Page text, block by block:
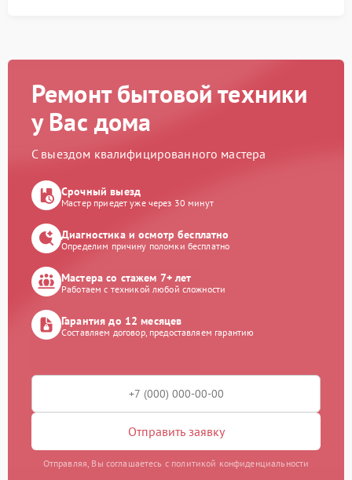
Ремонт бытовой техники
у Вас дома
С выездом квалифицированного мастера
Срочный выезд
Мастер приедет уже через 30 минут
Диагностика и осмотр бесплатно
Определим причину поломки бесплатно
Мастера со стажем 7+ лет
Работаем с техникой любой сложности
Гарантия до 12 месяцев
Составляем договор, предоставляем гарантию
Отправить заявку
Отправляя, Вы соглашаетесь с политикой конфиденциальности